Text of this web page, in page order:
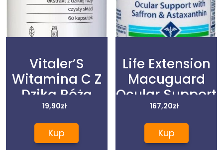
Vitaler’S
Witamina C Z
Dziką Różą
1000 Mg 60
Kaps
19,90zł
Kup
Life Extension
Macuguard
Ocular Support
With Saffron &
Astaxanthin
60kaps.
167,20zł
Kup